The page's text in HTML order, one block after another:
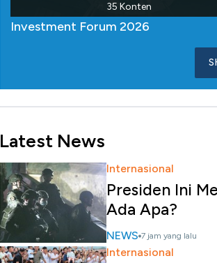
35 Konten
Investment Forum 2026
Latest News
Internasional
Presiden Ini
Ada Apa?
NEWS 7 jam yang lalu
Internasional